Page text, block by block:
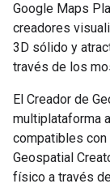
Google Maps
creadores
3D sólido y
través de los
El Creador de
multiplataforma
compatibles con
Geospatial
físico a través